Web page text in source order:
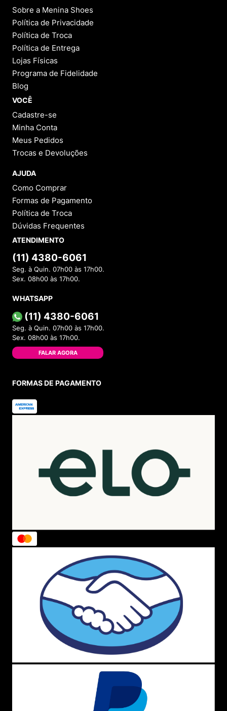
Sobre a Menina Shoes
Política de Privacidade
Política de Troca
Política de Entrega
Lojas Físicas
Programa de Fidelidade
Blog
VOCÊ
Cadastre-se
Minha Conta
Meus Pedidos
Trocas e Devoluções
AJUDA
Como Comprar
Formas de Pagamento
Política de Troca
Dúvidas Frequentes
ATENDIMENTO
(11) 4380-6061
Seg. à Quin. 07h00 às 17h00.
Sex. 08h00 às 17h00.
WHATSAPP
(11) 4380-6061
Seg. à Quin. 07h00 às 17h00.
Sex. 08h00 às 17h00.
FALAR AGORA
FORMAS DE PAGAMENTO